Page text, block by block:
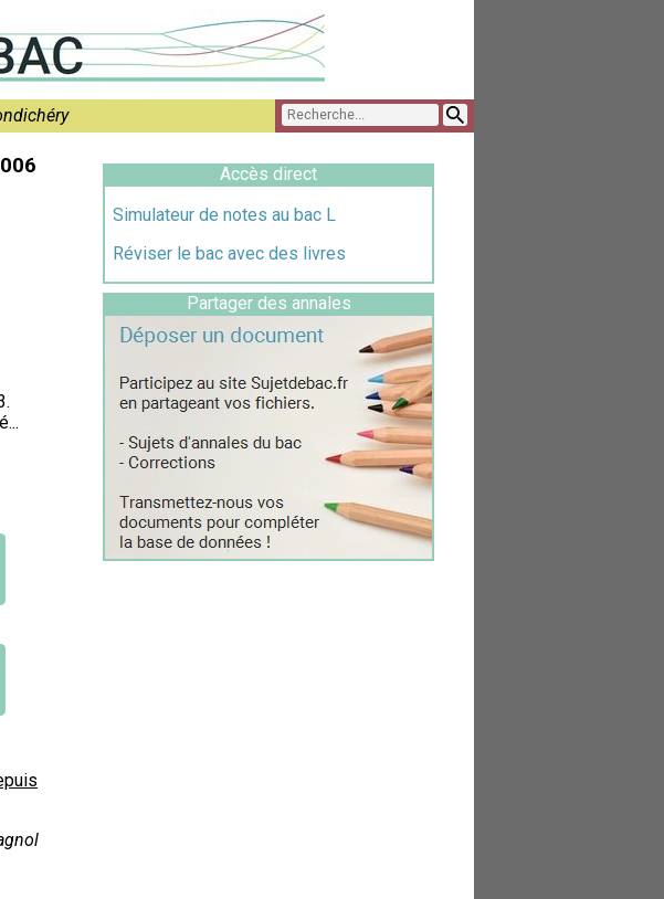
Accès direct
Simulateur de notes au bac L
Réviser le bac avec des livres
Partager des annales